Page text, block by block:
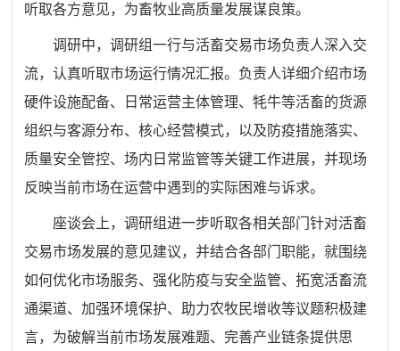
听取各方意见，为畜牧业高质量发展谋良策。
调研中，调研组一行与活畜交易市场负责人深入交
流，认真听取市场运行情况汇报。负责人详细介绍市场
硬件设施配备、日常运营主体管理、牦牛等活畜的货源
组织与客源分布、核心经营模式，以及防疫措施落实、
质量安全管控、场内日常监管等关键工作进展，并现场
反映当前市场在运营中遇到的实际困难与诉求。
座谈会上，调研组进一步听取各相关部门针对活畜
交易市场发展的意见建议，并结合各部门职能，就围绕
如何优化市场服务、强化防疫与安全监管、拓宽活畜流
通渠道、加强环境保护、助力农牧民增收等议题积极建
言，为破解当前市场发展难题、完善产业链条提供思